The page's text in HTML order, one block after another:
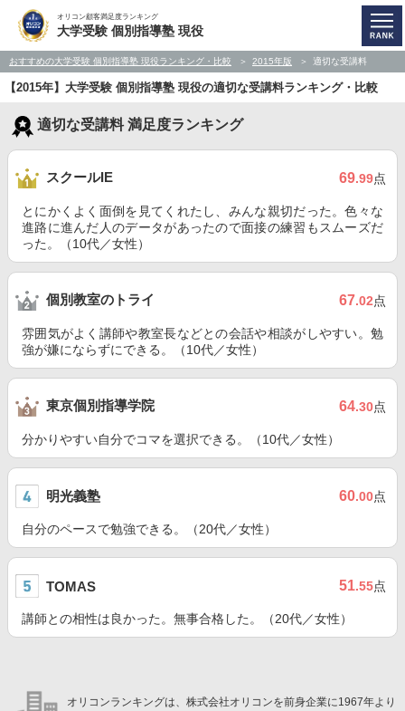
オリコン顧客満足度ランキング
大学受験 個別指導塾 現役
おすすめの大学受験 個別指導塾 現役ランキング・比較 2015年版 適切な受講料
【2015年】大学受験 個別指導塾 現役の適切な受講料ランキング・比較
適切な受講料 満足度ランキング
スクールIE 69.99点
とにかくよく面倒を見てくれたし、みんな親切だった。色々な
進路に進んだ人のデータがあったので面接の練習もスムーズだ
った。（10代／女性）
個別教室のトライ 67.02点
雰囲気がよく講師や教室長などとの会話や相談がしやすい。勉
強が嫌にならずにできる。（10代／女性）
東京個別指導学院 64.30点
分かりやすい自分でコマを選択できる。（10代／女性）
明光義塾 60.00点
自分のペースで勉強できる。（20代／女性）
TOMAS 51.55点
講師との相性は良かった。無事合格した。（20代／女性）
オリコンランキングは、株式会社オリコンを前身企業に1967年より